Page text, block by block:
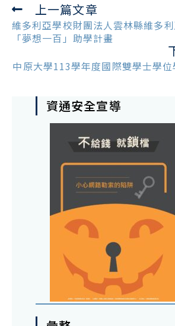
Read
more
articles
上一篇文章
維多利亞學校財團法人雲林縣維多
「夢想一百」助學計畫
中原大學113學年度國際雙學士學
資通安全宣導